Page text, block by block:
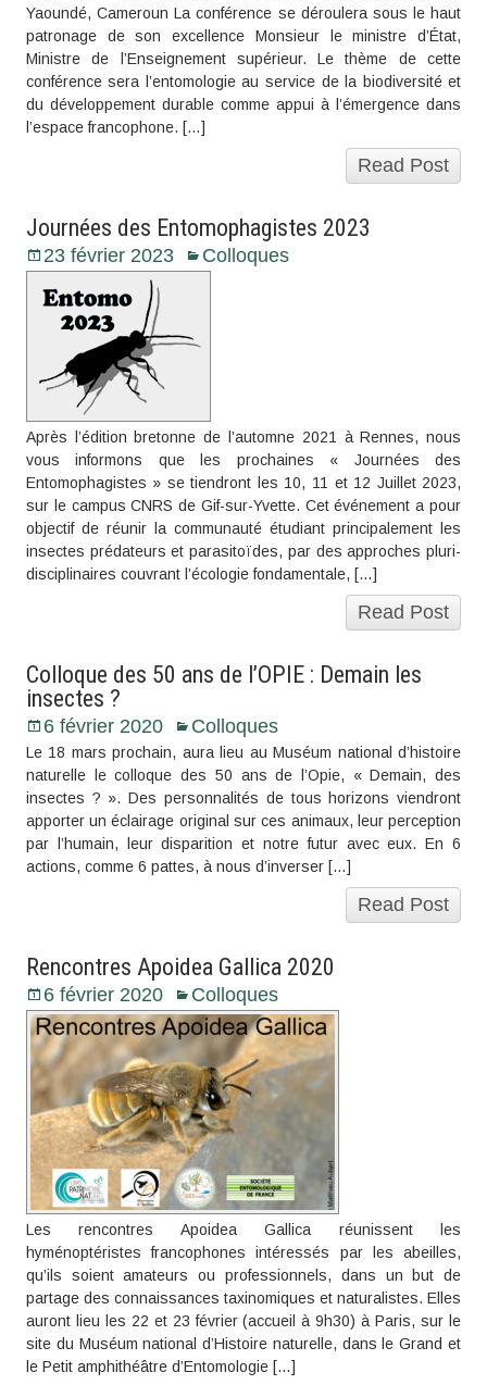
Yaoundé, Cameroun La conférence se déroulera sous le haut
patronage de son excellence Monsieur le ministre d’État,
Ministre de l’Enseignement supérieur. Le thème de cette
conférence sera l’entomologie au service de la biodiversité et
du développement durable comme appui à l’émergence dans
l’espace francophone. […]
Read Post
Journées des Entomophagistes 2023
23 février 2023 Colloques
Après l’édition bretonne de l’automne 2021 à Rennes, nous
vous informons que les prochaines « Journées des
Entomophagistes » se tiendront les 10, 11 et 12 Juillet 2023,
sur le campus CNRS de Gif-sur-Yvette. Cet événement a pour
objectif de réunir la communauté étudiant principalement les
insectes prédateurs et parasitoïdes, par des approches pluri-
disciplinaires couvrant l’écologie fondamentale, […]
Read Post
Colloque des 50 ans de l’OPIE : Demain les
insectes ?
6 février 2020 Colloques
Le 18 mars prochain, aura lieu au Muséum national d’histoire
naturelle le colloque des 50 ans de l’Opie, « Demain, des
insectes ? ». Des personnalités de tous horizons viendront
apporter un éclairage original sur ces animaux, leur perception
par l’humain, leur disparition et notre futur avec eux. En 6
actions, comme 6 pattes, à nous d’inverser […]
Read Post
Rencontres Apoidea Gallica 2020
6 février 2020 Colloques
Les rencontres Apoidea Gallica réunissent les
hyménoptéristes francophones intéressés par les abeilles,
qu’ils soient amateurs ou professionnels, dans un but de
partage des connaissances taxinomiques et naturalistes. Elles
auront lieu les 22 et 23 février (accueil à 9h30) à Paris, sur le
site du Muséum national d’Histoire naturelle, dans le Grand et
le Petit amphithéâtre d’Entomologie […]